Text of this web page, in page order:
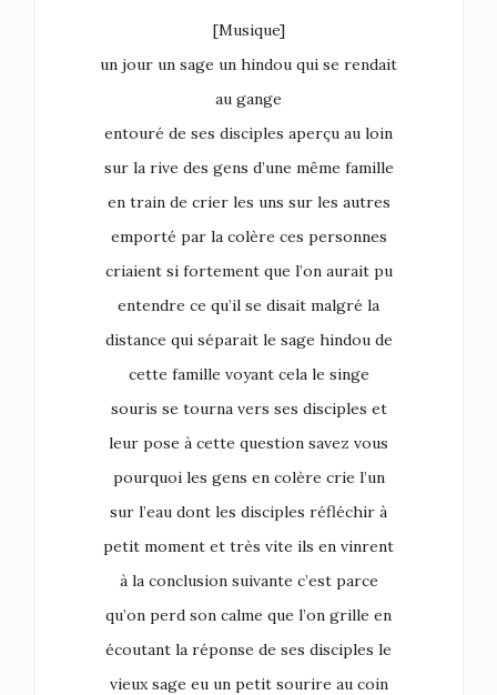
[Musique]
un jour un sage un hindou qui se rendait
au gange
entouré de ses disciples aperçu au loin
sur la rive des gens d’une même famille
en train de crier les uns sur les autres
emporté par la colère ces personnes
criaient si fortement que l’on aurait pu
entendre ce qu’il se disait malgré la
distance qui séparait le sage hindou de
cette famille voyant cela le singe
souris se tourna vers ses disciples et
leur pose à cette question savez vous
pourquoi les gens en colère crie l’un
sur l’eau dont les disciples réfléchir à
petit moment et très vite ils en vinrent
à la conclusion suivante c’est parce
qu’on perd son calme que l’on grille en
écoutant la réponse de ses disciples le
vieux sage eu un petit sourire au coin